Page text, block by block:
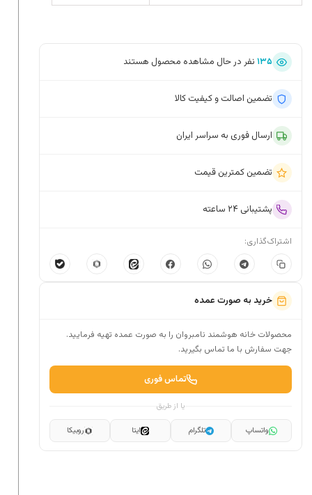
۱۳۵ نفر در حال مشاهده محصول هستند
تضمین اصالت و کیفیت کالا
ارسال فوری به سراسر ایران
تضمین کمترین قیمت
پشتیبانی ۲۴ ساعته
اشتراک‌گذاری:
خرید به صورت عمده
محصولات خانه هوشمند نامبروان را به صورت عمده تهیه فرمایید.
جهت سفارش با ما تماس بگیرید.
تماس فوری
یا از طریق
واتساپ تلگرام ایتا روبیکا